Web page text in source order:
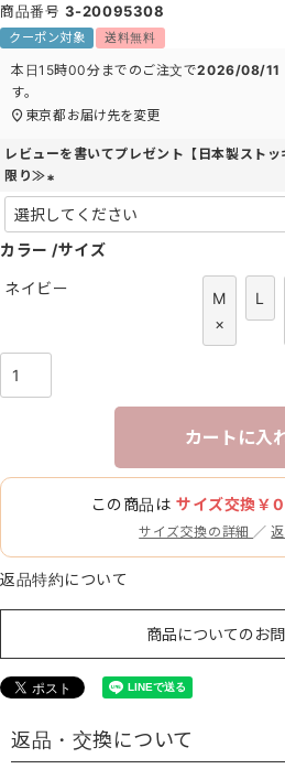
商品番号 3-20095308
クーポン対象 送料無料
本日15時00分 までのご注文で2026/08/11
す。
東京都 お届け先を変更
レビューを書いてプレゼント【日本製スト
限り≫
必
須
カラー サイズ
ネイビー
M
×
L
カートに入
この商品はサイズ交換￥0
サイズ交換の詳細 ／
返品特約について
商品についてのお
返品・交換について